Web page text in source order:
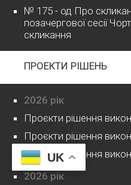
№ 175 - од Про
позачергової сесії
скликання
ПРОЕКТИ РІШЕНЬ
2026 рік
Проєкти рішення
Проєкти рішення
Проєкти рішення
2026 рік
UK